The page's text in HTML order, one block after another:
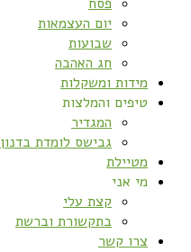
יום העצמאות
שבועות
חג האהבה
מידות ומשקלות
טיפים והמלצות
המגדיר
גבישס לומדת בדנון
מטיילת
מי אני
קצת עלי
בתקשורת וברשת
צרו קשר